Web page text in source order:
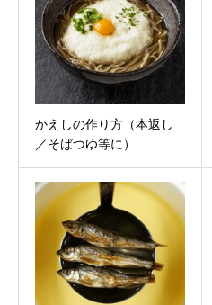
かえしの作り方（本返し
／そばつゆ等に）